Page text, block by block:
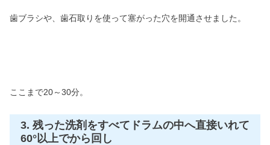
歯ブラシや、歯石取りを使って塞がった穴を開通させました。
ここまで20～30分。
3. 残った洗剤をすべてドラムの中へ直接いれて
60°以上でから回し